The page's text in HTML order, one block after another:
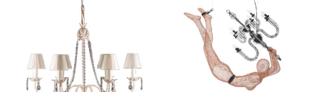
425€.
250€.